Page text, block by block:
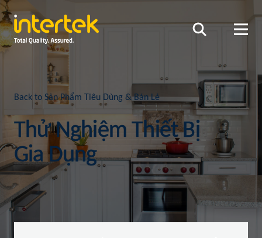
Back to Sản Phẩm Tiêu Dùng & Bán Lẻ
Thử Nghiệm Thiết Bị
Gia Dụng